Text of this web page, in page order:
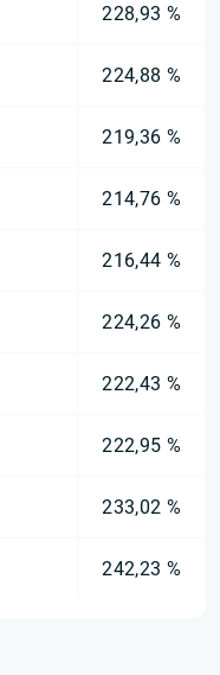
228,93 %
224,88 %
219,36 %
214,76 %
216,44 %
224,26 %
222,43 %
222,95 %
233,02 %
242,23 %